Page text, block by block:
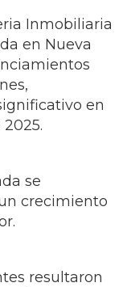
Inmobiliaria
en Nueva
en
se
crecimiento
resultaron